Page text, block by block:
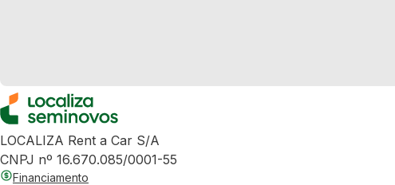
LOCALIZA Rent a Car S/A
CNPJ nº 16.670.085/0001-55
Financiamento